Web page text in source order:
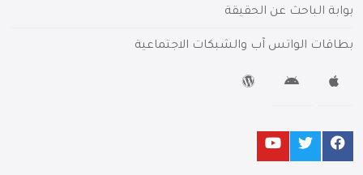
بوابة الباحث عن الحقيقة
بطاقات الواتس آب والشبكات الاجتماعية